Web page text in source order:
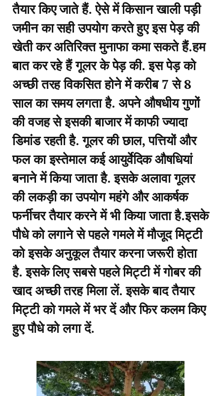
तैयार किए जाते हैं. ऐसे में किसान खाली पड़ी
जमीन का सही उपयोग करते हुए इस पेड़ की
खेती कर अतिरिक्त मुनाफा कमा सकते हैं.हम
बात कर रहे हैं गूलर के पेड़ की. इस पेड़ को
अच्छी तरह विकसित होने में करीब 7 से 8
साल का समय लगता है. अपने औषधीय गुणों
की वजह से इसकी बाजार में काफी ज्यादा
डिमांड रहती है. गूलर की छाल, पत्तियों और
फल का इस्तेमाल कई आयुर्वेदिक औषधियां
बनाने में किया जाता है. इसके अलावा गूलर
की लकड़ी का उपयोग महंगे और आकर्षक
फर्नीचर तैयार करने में भी किया जाता है.इसके
पौधे को लगाने से पहले गमले में मौजूद मिट्टी
को इसके अनुकूल तैयार करना जरूरी होता
है. इसके लिए सबसे पहले मिट्टी में गोबर की
खाद अच्छी तरह मिला लें. इसके बाद तैयार
मिट्टी को गमले में भर दें और फिर कलम किए
हुए पौधे को लगा दें.